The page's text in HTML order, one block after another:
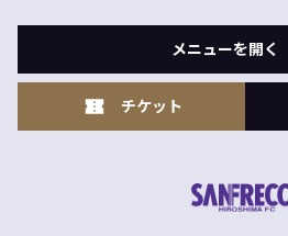
メニューを開く
チケット